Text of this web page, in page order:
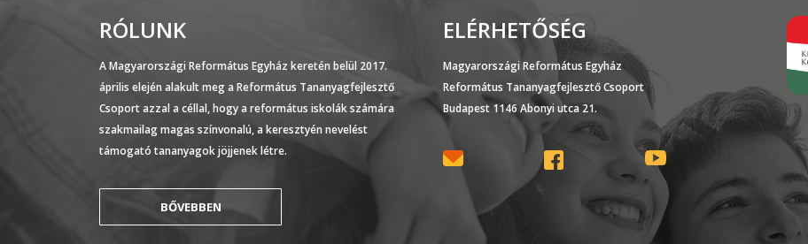
RÓLUNK
A Magyarországi Református Egyház keretén belül 2017.
április elején alakult meg a Református Tananyagfejlesztő
Csoport azzal a céllal, hogy a református iskolák számára
szakmailag magas színvonalú, a keresztyén nevelést
támogató tananyagok jöjjenek létre.
BŐVEBBEN
ELÉRHETŐSÉG
Magyarországi Református Egyház
Református Tananyagfejlesztő Csoport
Budapest 1146 Abonyi utca 21.